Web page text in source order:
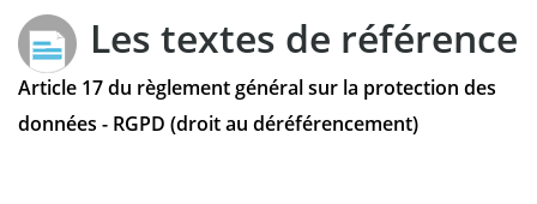
Les textes de référence
Article 17 du règlement général sur la protection des
données - RGPD (droit au déréférencement)